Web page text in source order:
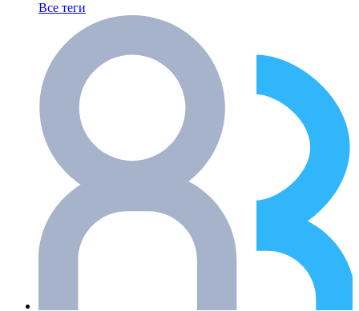
Все теги